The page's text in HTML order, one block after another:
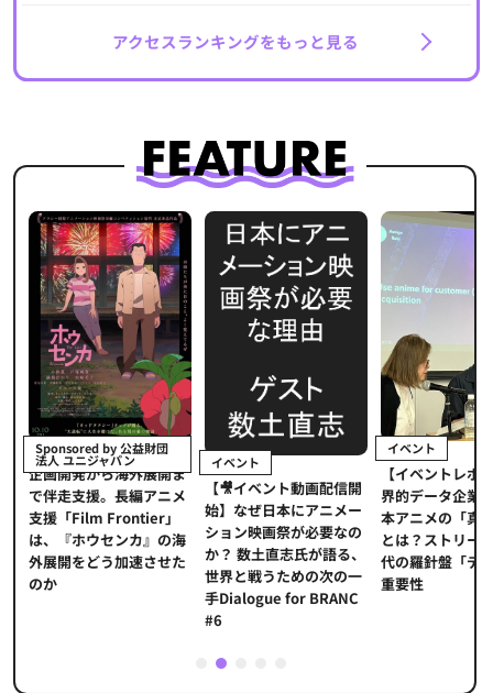
アクセスランキングをもっと見る
Sponsored by 公益財団
法人 ユニジャパン
企画開発から海外展開ま
で伴走支援。長編アニメ
支援「Film Frontier」
は、『ホウセンカ』の海
外展開をどう加速させた
のか
イベント
【🎥イベント動画配信開
始】なぜ日本にアニメー
ション映画祭が必要なの
か？ 数土直志氏が語る、
世界と戦うための次の一
手Dialogue for BRANC
#6
イベント
【イベントレポ
界的データ企業
本アニメの「真
とは？ストリー
代の羅針盤「デ
重要性
2